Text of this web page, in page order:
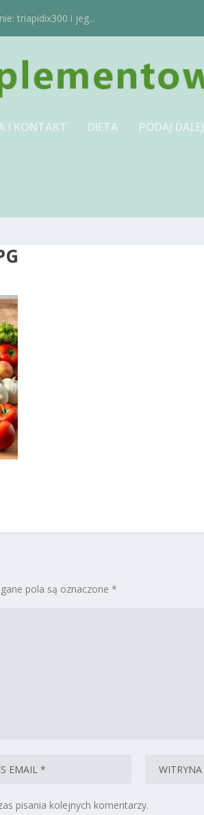
triapidix300 i jeg...
I KONTAKT DIETA PODAJ DALEJ
pola są oznaczone *
pisania kolejnych komentarzy.